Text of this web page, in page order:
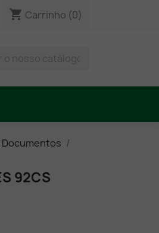
shopping_cart Carrinho (0)
92CS